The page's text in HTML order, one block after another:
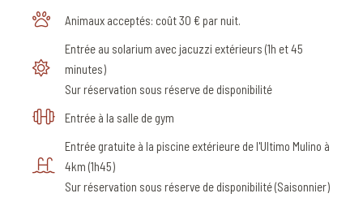
Animaux acceptés: coût 30 € par nuit.
Entrée au solarium avec jacuzzi extérieurs (1h et 45
minutes)
Sur réservation sous réserve de disponibilité
Entrée à la salle de gym
Entrée gratuite à la piscine extérieure de l'Ultimo Mulino à
4km (1h45)
Sur réservation sous réserve de disponibilité (Saisonnier)